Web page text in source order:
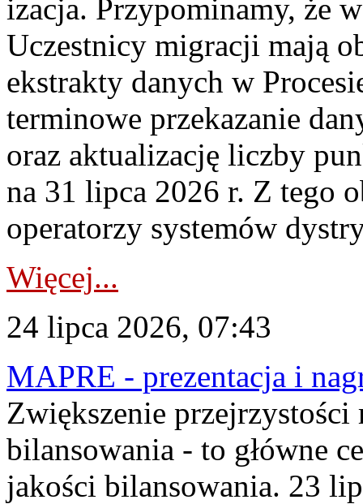
izacja. Przypominamy, że
Uczestnicy migracji mają
ekstrakty danych w
terminowe przekazanie
oraz aktualizację liczby
na 31 lipca 2026 r. Z tego
operatorzy systemów
Więcej...
24 lipca 2026, 07:43
MAPRE - prezentacja i
Zwiększenie
bilansowania - to główne
jakości bilansowania. 23